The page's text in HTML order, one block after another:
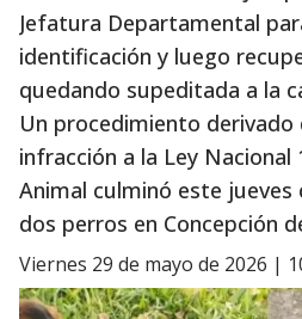
Jefatura Departamental
identificación y luego
quedando supeditada a la
Un procedimiento derivado
infracción a la Ley
Animal culminó este jueves
dos perros en Concepción
viernes 29 de mayo de 2026 |